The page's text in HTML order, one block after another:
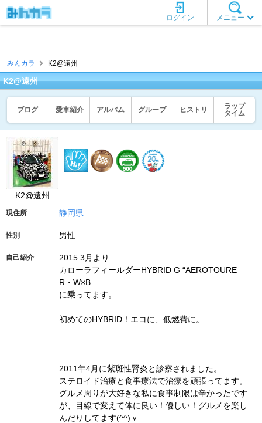
メニュー
ログイン
みんカラ K2@遠州
K2@遠州
ブログ 愛車紹介 アルバム グループ ヒストリ
ラップ
タイム
K2@遠州
現住所 静岡県
性別 男性
自己紹介
2015.3月より
カローラフィールダーHYBRID G “AEROTOURE
R・W×B
に乗ってます。
初めてのHYBRID！エコに、低燃費に。
2011年4月に紫斑性腎炎と診察されました。
ステロイド治療と食事療法で治療を頑張ってます。
グルメ周りが大好きな私に食事制限は辛かったです
が、目線で変えて体に良い！優しい！グルメを楽し
んだりしてます(^^)ｖ